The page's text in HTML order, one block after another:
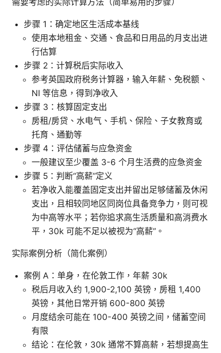
需要考虑的实际计算方法（简单易用的步骤）
步骤 1：确定地区生活成本基线
使用本地租金、交通、食品和日用品的月支出进
行估算
步骤 2：计算税后实际收入
参考英国政府税务计算器，输入年薪、免税额、
NI 等信息，得到净收入
步骤 3：核算固定支出
房租/房贷、水电气、手机、保险、子女教育或
托育、通勤等
步骤 4：评估储蓄与应急资金
一般建议至少覆盖 3-6 个月生活费的应急资金
步骤 5：判断“高薪”定义
若净收入能覆盖固定支出并留出足够储蓄及休闲
支出，且相较同地区同岗位具备竞争力，则可视
为中高等水平；若你追求高生活质量和高消费水
平，30k 可能不足以被视为“高薪”。
实际案例分析（简化案例）
案例 A：单身，在伦敦工作，年薪 30k
税后月收入约 1,900-2,100 英镑，房租 1,400
英镑，其他日常开销 600-800 英镑
月度结余可能在 100-400 英镑之间，储蓄空间
有限
结论：在伦敦，30k 通常不算高薪，若想提高生